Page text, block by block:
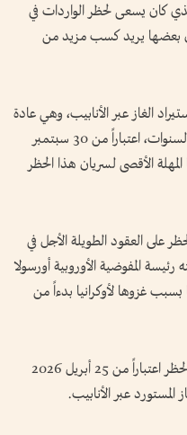
كان يسعى لحظر الواردات في
بعضها يريد كسب مزيد من
الغاز عبر الأنابيب، وهي عادة
ما تكون أكثر تعقيداً لأنها قد تمتد لعشرات السنوات، اعتباراً من 30 سبتمبر
المهلة الأقصى لسريان هذا الحظر
على العقود الطويلة الأجل في
مع ما أعلنته رئيسة المفوضية الأوروبية أورسولا
غزوها لأوكرانيا بدءاً من
أما بالنسبة للعقود القصيرة الأجل، يسري الحظر اعتباراً من 25 أبريل 2026